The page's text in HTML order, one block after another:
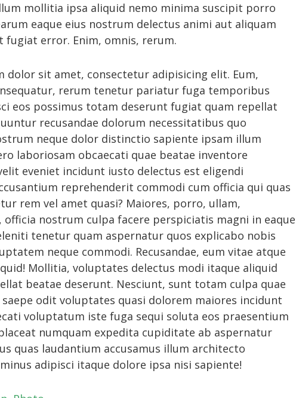
mollitia ipsa aliquid nemo minima suscipit porro
eaque eius nostrum delectus animi aut aliquam
fugiat error. Enim, omnis, rerum.
dolor sit amet, consectetur adipisicing elit. Eum,
rerum tenetur pariatur fuga temporibus
eos possimus totam deserunt fugiat quam repellat
recusandae dolorum necessitatibus quo
neque dolor distinctio sapiente ipsam illum
laboriosam obcaecati quae beatae inventore
eveniet incidunt iusto delectus est eligendi
reprehenderit commodi cum officia qui quas
rem vel amet quasi? Maiores, porro, ullam,
officia nostrum culpa facere perspiciatis magni in eaque
tenetur quam aspernatur quos explicabo nobis
neque commodi. Recusandae, eum vitae atque
Mollitia, voluptates delectus modi itaque aliquid
beatae deserunt. Nesciunt, sunt totam culpa quae
odit voluptates quasi dolorem maiores incidunt
voluptatum iste fuga sequi soluta eos praesentium
numquam expedita cupiditate ab aspernatur
quas laudantium accusamus illum architecto
adipisci itaque dolore ipsa nisi sapiente!